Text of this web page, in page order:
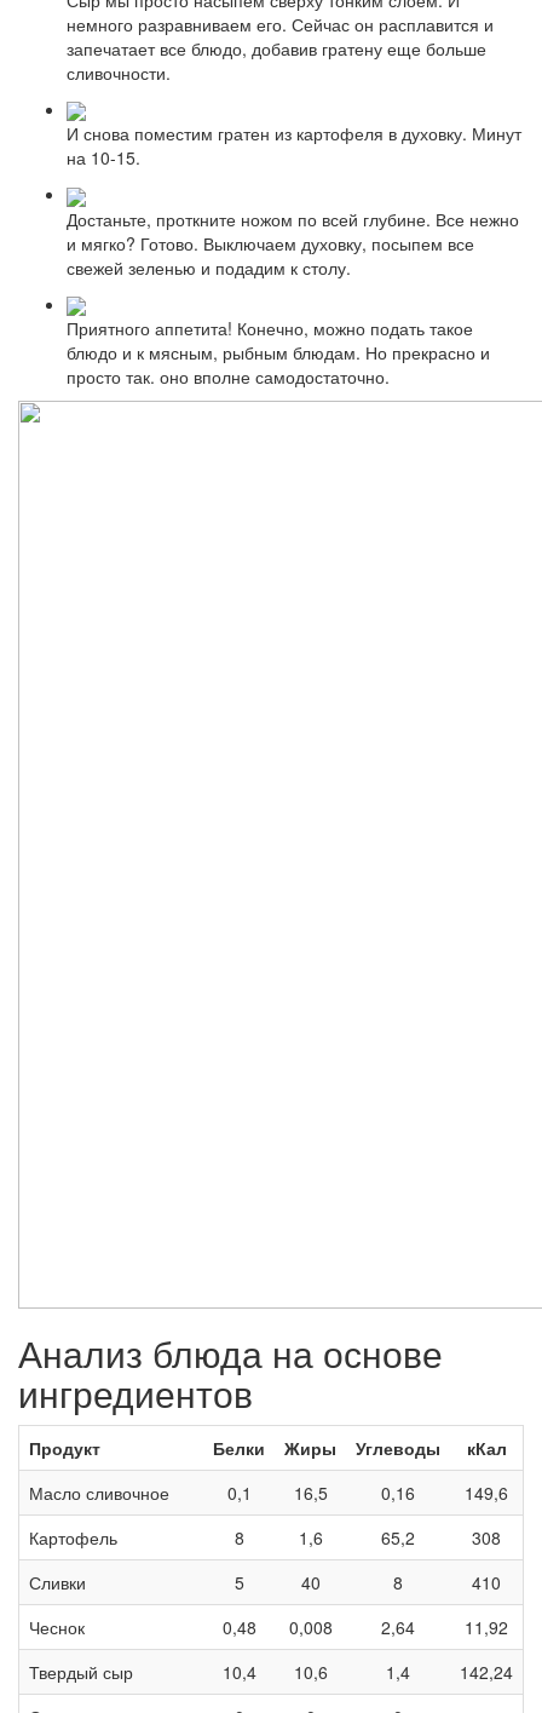
немного разравниваем его. Сейчас он расплавится и
запечатает все блюдо, добавив гратену еще больше
сливочности.
И снова поместим гратен из картофеля в духовку. Минут
на 10-15.
Достаньте, проткните ножом по всей глубине. Все нежно
и мягко? Готово. Выключаем духовку, посыпем все
свежей зеленью и подадим к столу.
Приятного аппетита! Конечно, можно подать такое
блюдо и к мясным, рыбным блюдам. Но прекрасно и
просто так. оно вполне самодостаточно.
Анализ блюда на основе
ингредиентов
Продукт Белки Жиры Углеводы
кКал
Масло сливочное
0,1 16,5 0,16
149,6
Картофель
8 1,6 65,2
308
Сливки
5 40 8
410
Чеснок
0,48 0,008 2,64
11,92
Твердый сыр
10,4 10,6 1,4
142,24